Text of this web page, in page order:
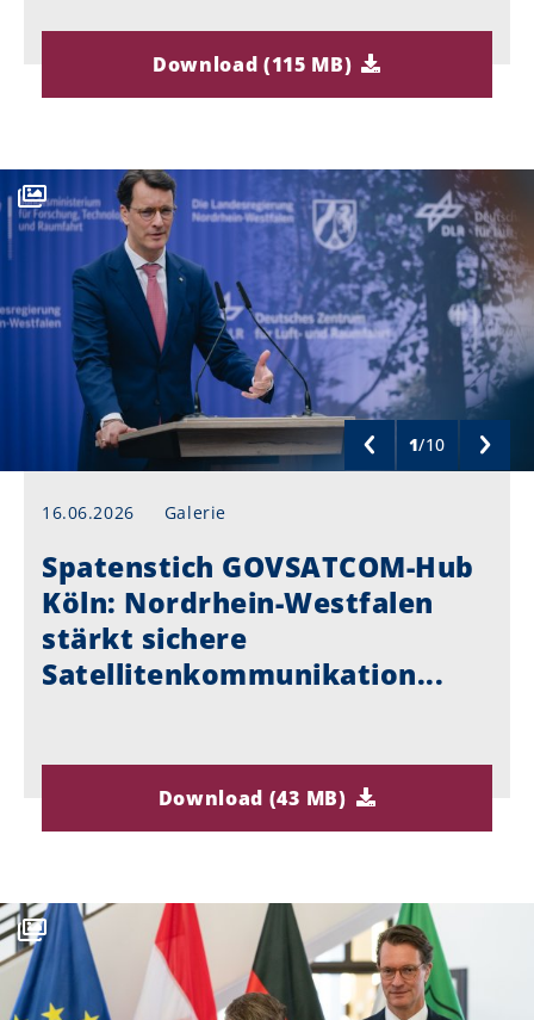
Download (115 MB)
1/10
16.06.2026 Galerie
Spatenstich GOVSATCOM-Hub
Köln: Nordrhein-Westfalen
stärkt sichere
Satellitenkommunikation...
Download (43 MB)